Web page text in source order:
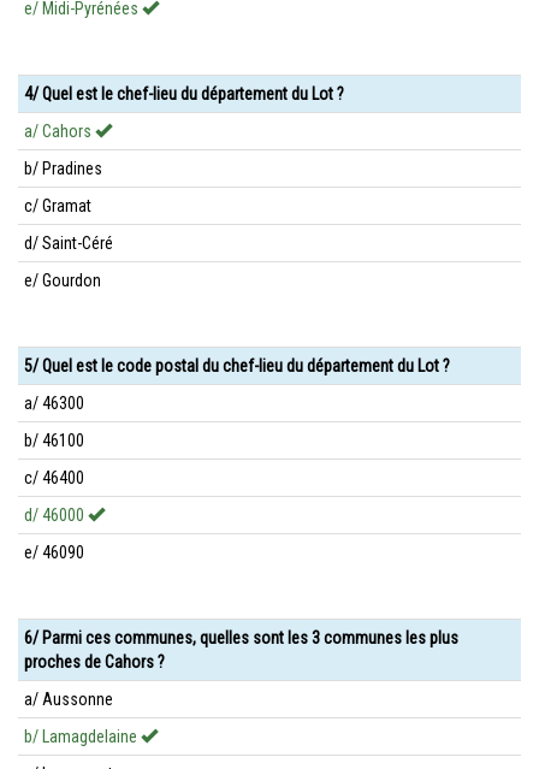
e/ Midi-Pyrénées
4/ Quel est le chef-lieu du département du Lot ?
a/ Cahors
b/ Pradines
c/ Gramat
d/ Saint-Céré
e/ Gourdon
5/ Quel est le code postal du chef-lieu du département du Lot ?
a/ 46300
b/ 46100
c/ 46400
d/ 46000
e/ 46090
6/ Parmi ces communes, quelles sont les 3 communes les plus
proches de Cahors ?
a/ Aussonne
b/ Lamagdelaine